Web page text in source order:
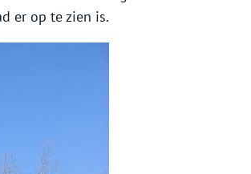
er op te zien is.